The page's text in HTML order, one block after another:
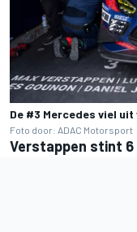
De #3 Mercedes viel
Foto door: ADAC Motorsport
Verstappen stint 6